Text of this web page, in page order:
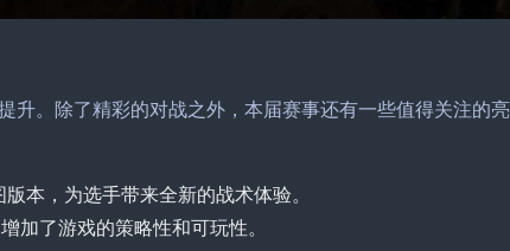
升。除了精彩的对战之外，本届赛事还有一些值得关注的亮
本，为选手带来全新的战术体验。
加了游戏的策略性和可玩性。